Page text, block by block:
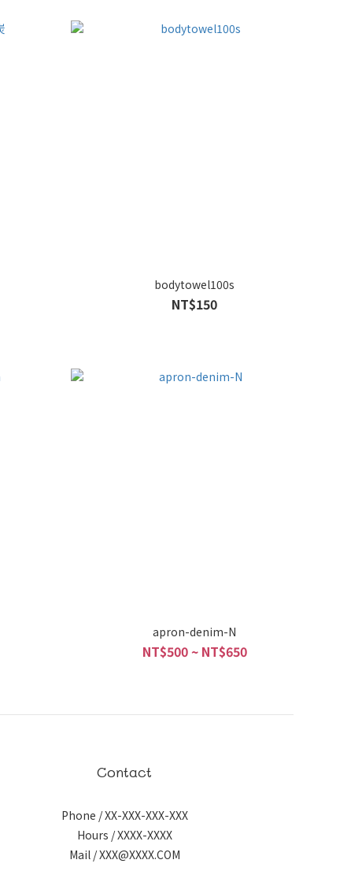
bodytowel100s
NT$150
apron-denim-N
NT$500 ~ NT$650
Contact
Phone / XX-XXX-XXX-XXX
Hours / XXXX-XXXX
Mail / XXX@XXXX.COM